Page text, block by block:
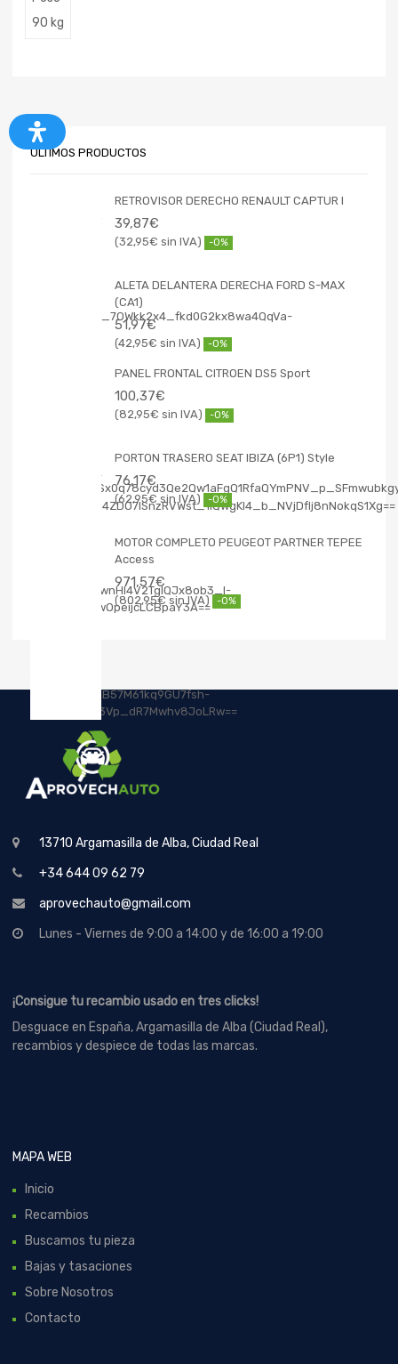
90 kg
ÚLTIMOS PRODUCTOS
RETROVISOR DERECHO RENAULT CAPTUR I
39,87€
32,95€ -0%
ALETA DELANTERA DERECHA FORD S-MAX
(CA1)
51,97€
42,95€ -0%
PANEL FRONTAL CITROEN DS5 Sport
100,37€
82,95€ -0%
PORTON TRASERO SEAT IBIZA (6P1) Style
76,17€
62,95€ -0%
MOTOR COMPLETO PEUGEOT PARTNER TEPEE
Access
971,57€
802,95€ -0%
13710 Argamasilla de Alba, Ciudad Real
+34 644 09 62 79
aprovechauto@gmail.com
Lunes - Viernes de 9:00 a 14:00 y de 16:00 a 19:00
¡Consigue tu recambio usado en tres clicks!
Desguace en España, Argamasilla de Alba (Ciudad Real),
recambios y despiece de todas las marcas.
MAPA WEB
Inicio
Recambios
Buscamos tu pieza
Bajas y tasaciones
Sobre Nosotros
Contacto